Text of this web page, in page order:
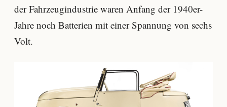
der Fahrzeugindustrie waren Anfang der 1940er-
Jahre noch Batterien mit einer Spannung von sechs
Volt.